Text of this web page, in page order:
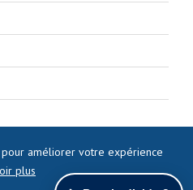
améliorer votre expérience
plus